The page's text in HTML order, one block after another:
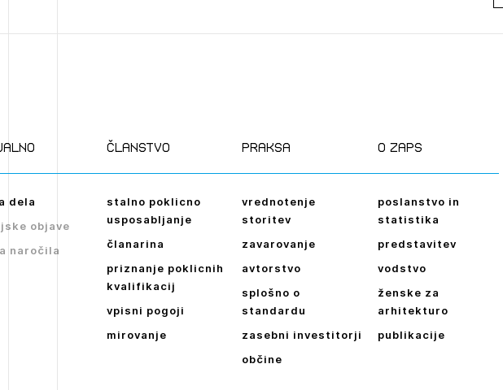
dela
objave
naročila
članstvo
stalno poklicno
usposabljanje
članarina
priznanje poklicnih
kvalifikacij
vpisni pogoji
mirovanje
praksa
vrednotenje
storitev
zavarovanje
avtorstvo
splošno o
standardu
zasebni investitorji
občine
O zaps
poslanstvo in
statistika
predstavitev
vodstvo
ženske za
arhitekturo
publikacije